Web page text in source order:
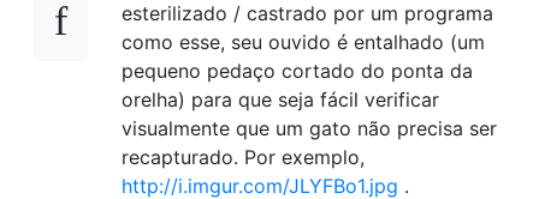
esterilizado / castrado por um programa
como esse, seu ouvido é entalhado (um
pequeno pedaço cortado do ponta da
orelha) para que seja fácil verificar
visualmente que um gato não precisa ser
recapturado. Por exemplo,
http://i.imgur.com/JLYFBo1.jpg .